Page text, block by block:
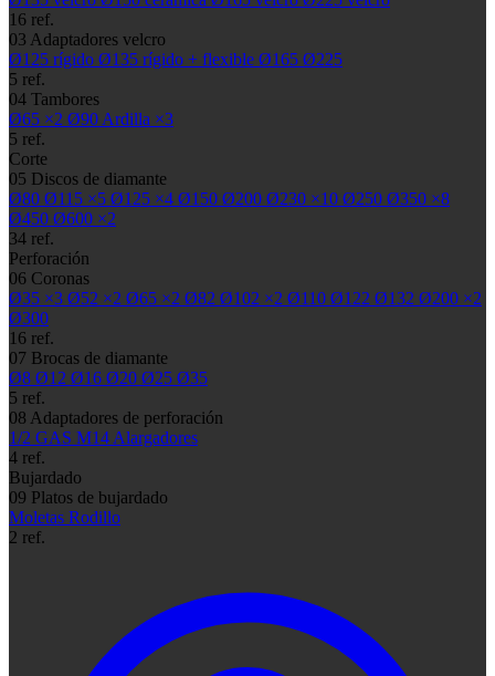
16 ref.
03 Adaptadores velcro
Ø125 rígido Ø135 rígido + flexible Ø165 Ø225
5 ref.
04 Tambores
Ø65 ×2 Ø90 Ardilla ×3
5 ref.
Corte
05 Discos de diamante
Ø80 Ø115 ×5 Ø125 ×4 Ø150 Ø200 Ø230 ×10 Ø250 Ø350 ×8
Ø450 Ø600 ×2
34 ref.
Perforación
06 Coronas
Ø35 ×3 Ø52 ×2 Ø65 ×2 Ø82 Ø102 ×2 Ø110 Ø122 Ø132 Ø200 ×2
Ø300
16 ref.
07 Brocas de diamante
Ø8 Ø12 Ø16 Ø20 Ø25 Ø35
5 ref.
08 Adaptadores de perforación
1/2 GAS M14 Alargadores
4 ref.
Bujardado
09 Platos de bujardado
Moletas Rodillo
2 ref.